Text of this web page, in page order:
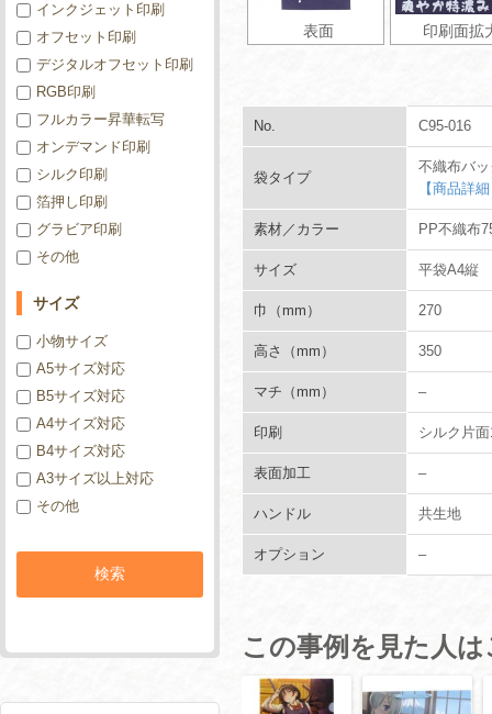
表面 印刷面拡
No. C95-016
袋タイプ
不織布バ
【商品詳
素材／カラー PP不織布
サイズ 平袋A4縦
巾（mm） 270
高さ（mm） 350
マチ（mm） –
印刷 シルク片
表面加工 –
ハンドル 共生地
オプション –
この事例を見た人
インクジェット印刷
オフセット印刷
デジタルオフセット印刷
RGB印刷
フルカラー昇華転写
オンデマンド印刷
シルク印刷
箔押し印刷
グラビア印刷
その他
サイズ
小物サイズ
A5サイズ対応
B5サイズ対応
A4サイズ対応
B4サイズ対応
A3サイズ以上対応
その他